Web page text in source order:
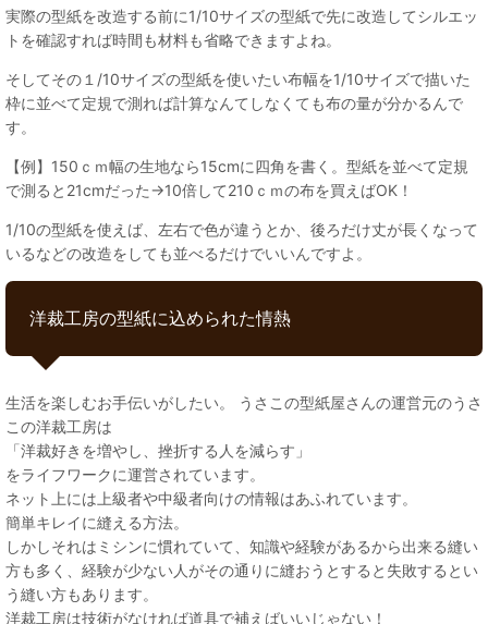
実際の型紙を改造する前に1/10サイズの型紙で先に改造してシルエッ
トを確認すれば時間も材料も省略できますよね。
そしてその１/10サイズの型紙を使いたい布幅を1/10サイズで描いた
枠に並べて定規で測れば計算なんてしなくても布の量が分かるんで
す。
【例】150ｃｍ幅の生地なら15cmに四角を書く。型紙を並べて定規
で測ると21cmだった→10倍して210ｃｍの布を買えばOK！
1/10の型紙を使えば、左右で色が違うとか、後ろだけ丈が長くなって
いるなどの改造をしても並べるだけでいいんですよ。
洋裁工房の型紙に込められた情熱
生活を楽しむお手伝いがしたい。 うさこの型紙屋さんの運営元のうさ
この洋裁工房は
「洋裁好きを増やし、挫折する人を減らす」
をライフワークに運営されています。
ネット上には上級者や中級者向けの情報はあふれています。
簡単キレイに縫える方法。
しかしそれはミシンに慣れていて、知識や経験があるから出来る縫い
方も多く、経験が少ない人がその通りに縫おうとすると失敗するとい
う縫い方もあります。
洋裁工房は技術がなければ道具で補えばいいじゃない！